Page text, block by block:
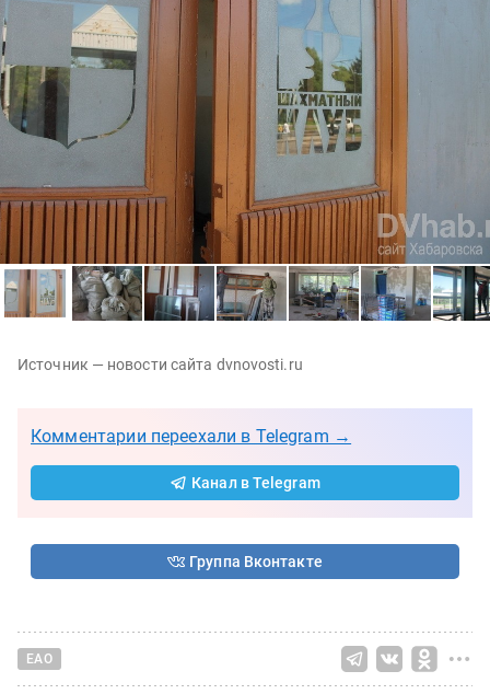
Источник — новости сайта dvnovosti.ru
Комментарии переехали в Telegram →
Канал в Telegram
Группа Вконтакте
ЕАО